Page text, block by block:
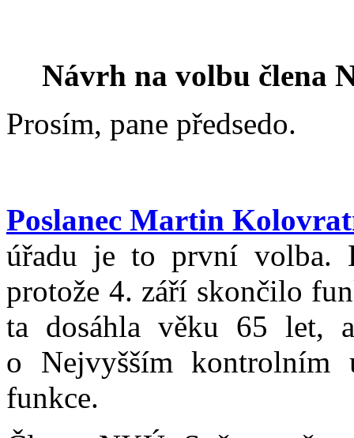
Návrh na volbu člena
Prosím, pane předsedo.
Poslanec Martin
úřadu je to první volba.
protože 4. září skončilo
ta dosáhla věku 65 let,
o Nejvyšším kontrolním
funkce.